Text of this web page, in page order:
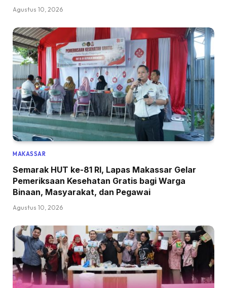
Agustus 10, 2026
MAKASSAR
Semarak HUT ke-81 RI, Lapas Makassar Gelar
Pemeriksaan Kesehatan Gratis bagi Warga
Binaan, Masyarakat, dan Pegawai
Agustus 10, 2026